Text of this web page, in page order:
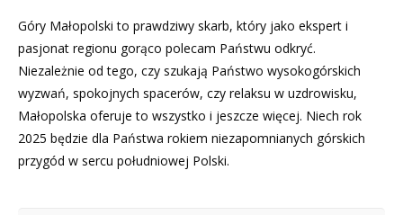
Góry Małopolski to prawdziwy skarb, który jako ekspert i
pasjonat regionu gorąco polecam Państwu odkryć.
Niezależnie od tego, czy szukają Państwo wysokogórskich
wyzwań, spokojnych spacerów, czy relaksu w uzdrowisku,
Małopolska oferuje to wszystko i jeszcze więcej. Niech rok
2025 będzie dla Państwa rokiem niezapomnianych górskich
przygód w sercu południowej Polski.